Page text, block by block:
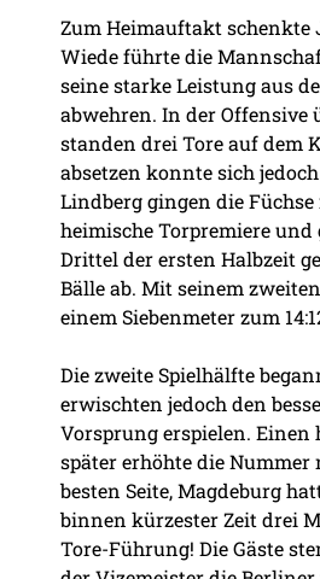
Zum Heimauftakt schenkte
Wiede führte die
seine starke Leistung aus
abwehren. In der Offensive
standen drei Tore auf dem
absetzen konnte sich
Lindberg gingen die
heimische Torpremiere und
Drittel der ersten Halbzeit
Bälle ab. Mit seinem
einem Siebenmeter zum
Die zweite Spielhälfte
erwischten jedoch den
Vorsprung erspielen. Einen
später erhöhte die Nummer
besten Seite, Magdeburg
binnen kürzester Zeit drei
Tore-Führung! Die Gäste